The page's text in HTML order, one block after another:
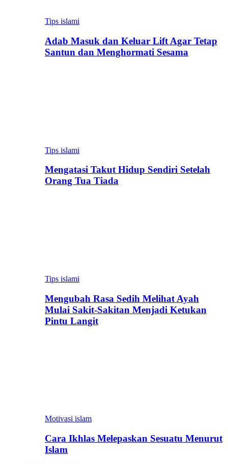
Tips islami
Adab Masuk dan Keluar Lift Agar Tetap
Santun dan Menghormati Sesama
Tips islami
Mengatasi Takut Hidup Sendiri Setelah
Orang Tua Tiada
Tips islami
Mengubah Rasa Sedih Melihat Ayah
Mulai Sakit-Sakitan Menjadi Ketukan
Pintu Langit
Motivasi islam
Cara Ikhlas Melepaskan Sesuatu Menurut
Islam